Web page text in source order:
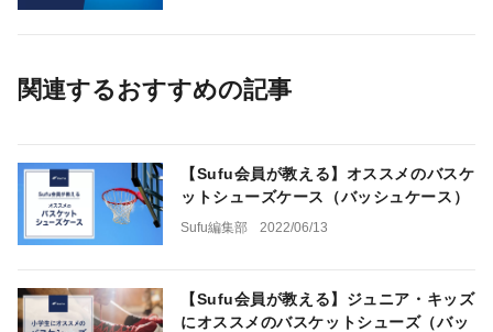
関連するおすすめの記事
【Sufu会員が教える】オススメのバスケ
ットシューズケース（バッシュケース）
Sufu編集部 2022/06/13
【Sufu会員が教える】ジュニア・キッズ
にオススメのバスケットシューズ（バッ